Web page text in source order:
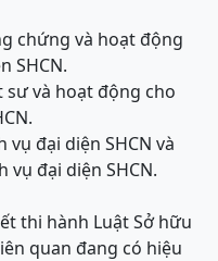
chứng và hoạt động
SHCN.
sư và hoạt động cho
vụ đại diện SHCN và
đại diện SHCN.
thi hành Luật Sở hữu
quan đang có hiệu